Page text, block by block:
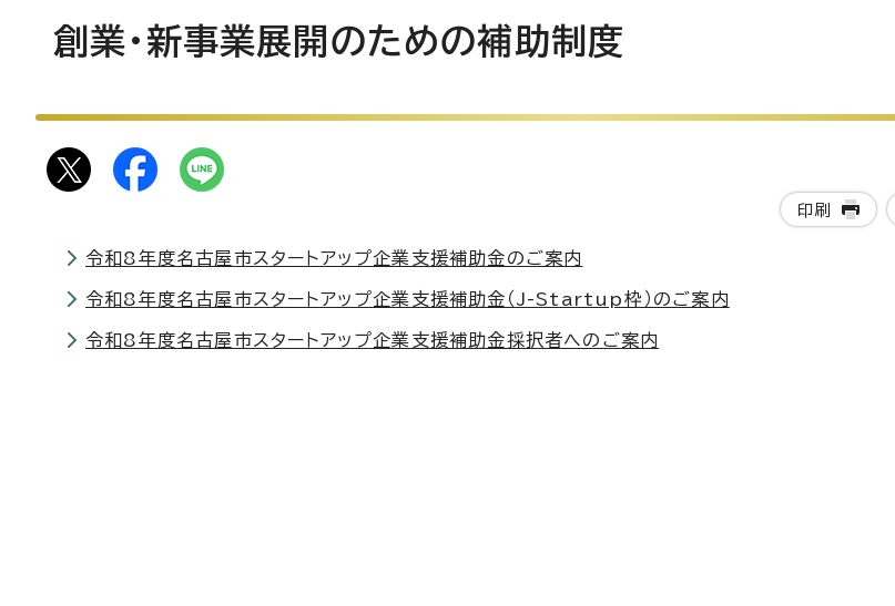
創業・新事業展開のための補助制度
印刷
令和8年度名古屋市スタートアップ企業支援補助金のご案内
令和8年度名古屋市スタートアップ企業支援補助金（J-Startup枠）のご案内
令和8年度名古屋市スタートアップ企業支援補助金採択者へのご案内